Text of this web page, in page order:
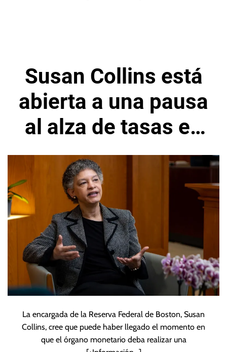
Susan Collins está
abierta a una pausa
al alza de tasas en
reunión de la
Reserva Federal
La encargada de la Reserva Federal de Boston, Susan
Collins, cree que puede haber llegado el momento en
que el órgano monetario deba realizar una